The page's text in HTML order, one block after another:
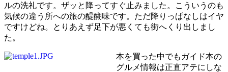
ルの洗礼です。ザッと降ってすぐ止みました。こういうのも
気候の違う所への旅の醍醐味です。ただ降りっぱなしはイヤ
ですけどね。とりあえず足下が悪くても街へくり出しまし
た。
本を買った中でもガイド本の
グルメ情報は正直アテにしな